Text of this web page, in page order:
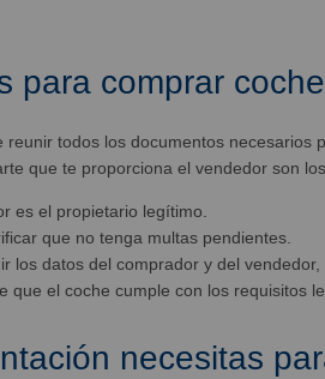
para comprar
todos los documentos necesarios
que te proporciona el vendedor son
es el propietario legítimo.
que no tenga multas pendientes.
los datos del comprador y del
que el coche cumple con los requisitos
necesitas